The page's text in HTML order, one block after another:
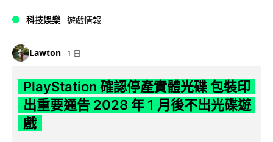
科技娛樂 遊戲情報
Lawton 1 日
PlayStation 確認停產實體光碟 包裝印
出重要通告 2028 年 1 月後不出光碟遊
戲